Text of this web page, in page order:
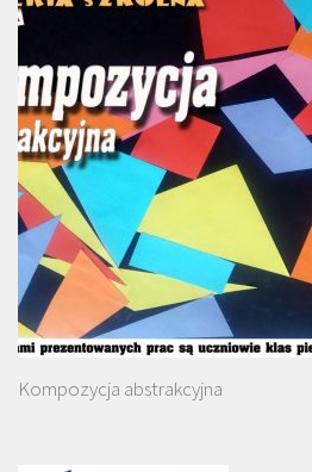
Kompozycja abstrakcyjna